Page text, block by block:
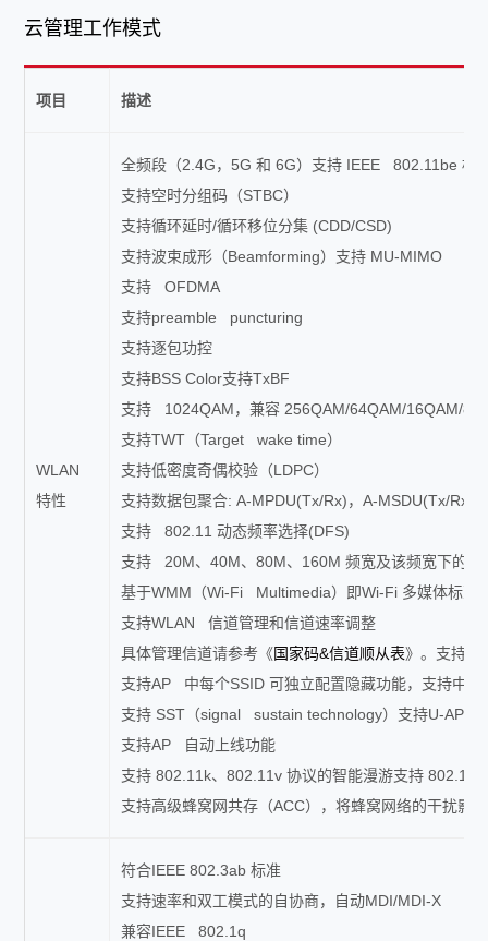
云管理工作模式
项目 描述
WLAN
特性
全频段（2.4G，5G 和 6G）支持 IEEE 802.11be 标
支持空时分组码（STBC）
支持循环延时/循环移位分集 (CDD/CSD)
支持波束成形（Beamforming）支持 MU-MIMO
支持 OFDMA
支持preamble puncturing
支持逐包功控
支持BSS Color支持TxBF
支持 1024QAM，兼容 256QAM/64QAM/16QAM/
支持TWT（Target wake time）
支持低密度奇偶校验（LDPC）
支持数据包聚合: A-MPDU(Tx/Rx)，A-MSDU(Tx/Rx)
支持 802.11 动态频率选择(DFS)
支持 20M、40M、80M、160M 频宽及该频宽下的
基于WMM（Wi-Fi Multimedia）即Wi-Fi 多媒体标准
支持WLAN 信道管理和信道速率调整
具体管理信道请参考《国家码&信道顺从表》。支持信
支持AP 中每个SSID 可独立配置隐藏功能，支持中文
支持 SST（signal sustain technology）支持U-APSD
支持AP 自动上线功能
支持 802.11k、802.11v 协议的智能漫游支持
支持高级蜂窝网共存（ACC），将蜂窝网络的干扰影
符合IEEE 802.3ab 标准
支持速率和双工模式的自协商，自动MDI/MDI-X
兼容IEEE 802.1q